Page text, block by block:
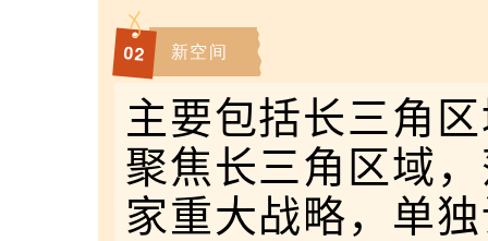
02 新空间
主要包括长三角
聚焦长三角区域
家重大战略，单